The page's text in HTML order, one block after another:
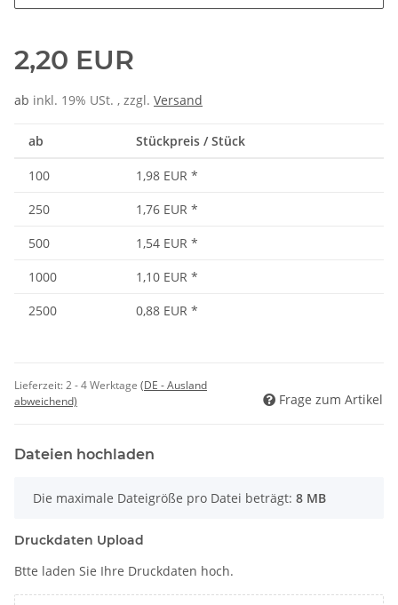
2,20 EUR
ab inkl. 19% USt. , zzgl. Versand
ab Stückpreis / Stück
100 1,98 EUR *
250
1,76 EUR *
500
1,54 EUR *
1000
1,10 EUR *
2500
0,88 EUR *
Lieferzeit:2 - 4 Werktage (DE - Ausland
abweichend)
Frage zum Artikel
Dateien hochladen
x
Die maximale Dateigröße pro Datei beträgt: 8 MB
Druckdaten Upload
Btte laden Sie Ihre Druckdaten hoch.